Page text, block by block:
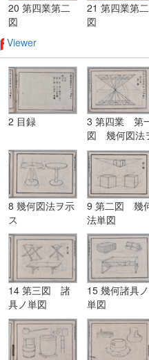
20 第四業第二
図
21 第四業第二
図
Viewer
2 目録
3 第四業 第
図 幾何図法
示ス
8 幾何図法ヲ示
ス
9 第二図 幾
法単図
14 第三図 諸
具ノ単図
15 幾何諸具ノ
単図